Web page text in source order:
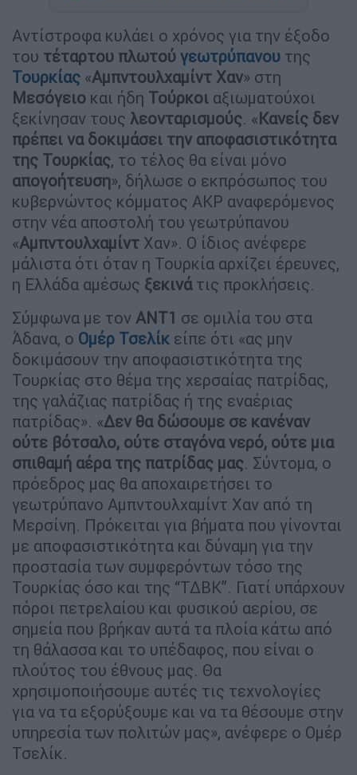
Αντίστροφα κυλάει ο χρόνος για την έξοδο
του τέταρτου πλωτού γεωτρύπανου της
Τουρκίας «Αμπντουλχαμίντ Χαν» στη
Μεσόγειο και ήδη Τούρκοι αξιωματούχοι
ξεκίνησαν τους λεονταρισμούς. «Κανείς δεν
πρέπει να δοκιμάσει την αποφασιστικότητα
της Τουρκίας, το τέλος θα είναι μόνο
απογοήτευση», δήλωσε ο εκπρόσωπος του
κυβερνώντος κόμματος ΑΚΡ αναφερόμενος
στην νέα αποστολή του γεωτρύπανου
«Αμπντουλχαμίντ Χαν». Ο ίδιος ανέφερε
μάλιστα ότι όταν η Τουρκία αρχίζει έρευνες,
η Ελλάδα αμέσως ξεκινάτις προκλήσεις.
Σύμφωνα με τον ΑΝΤ1 σε ομιλία του στα
Άδανα, ο Ομέρ Τσελίκ είπε ότι «ας μην
δοκιμάσουν την αποφασιστικότητα της
Τουρκίας στο θέμα της χερσαίας πατρίδας,
της γαλάζιας πατρίδας ή της εναέριας
πατρίδας». «Δεν θα δώσουμε σε κανέναν
ούτε βότσαλο, ούτε σταγόνα νερό, ούτε μια
σπιθαμή αέρα της πατρίδας μας. Σύντομα, ο
πρόεδρος μας θα αποχαιρετήσει το
γεωτρύπανο Αμπντουλχαμίντ Χαν από τη
Μερσίνη. Πρόκειται για βήματα που γίνονται
με αποφασιστικότητα και δύναμη για την
προστασία των συμφερόντων τόσο της
Τουρκίας όσο και της “ΤΔΒΚ”. Γιατί υπάρχουν
πόροι πετρελαίου και φυσικού αερίου, σε
σημεία που βρήκαν αυτά τα πλοία κάτω από
τη θάλασσα και το υπέδαφος, που είναι ο
πλούτος του έθνους μας. Θα
χρησιμοποιήσουμε αυτές τις τεχνολογίες
για να τα εξορύξουμε και να τα θέσουμε στην
υπηρεσία των πολιτών μας», ανέφερε ο Ομέρ
Τσελίκ.